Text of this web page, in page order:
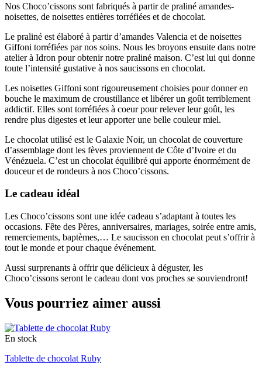
Nos Choco’cissons sont fabriqués à partir de praliné amandes-
noisettes, de noisettes entières torréfiées et de chocolat.
Le praliné est élaboré à partir d’amandes Valencia et de noisettes
Giffoni torréfiées par nos soins. Nous les broyons ensuite dans notre
atelier à Idron pour obtenir notre praliné maison. C’est lui qui donne
toute l’intensité gustative à nos saucissons en chocolat.
Les noisettes Giffoni sont rigoureusement choisies pour donner en
bouche le maximum de croustillance et libérer un goût terriblement
addictif. Elles sont torréfiées à coeur pour relever leur goût, les
rendre plus digestes et leur apporter une belle couleur miel.
Le chocolat utilisé est le Galaxie Noir, un chocolat de couverture
d’assemblage dont les fèves proviennent de Côte d’Ivoire et du
Vénézuela. C’est un chocolat équilibré qui apporte énormément de
douceur et de rondeurs à nos Choco’cissons.
Le cadeau idéal
Les Choco’cissons sont une idée cadeau s’adaptant à toutes les
occasions. Fête des Pères, anniversaires, mariages, soirée entre amis,
remerciements, baptèmes,… Le saucisson en chocolat peut s’offrir à
tout le monde et pour chaque événement.
Aussi surprenants à offrir que délicieux à déguster, les
Choco’cissons seront le cadeau dont vos proches se souviendront!
Vous pourriez aimer aussi
En stock
Tablette de chocolat Ruby